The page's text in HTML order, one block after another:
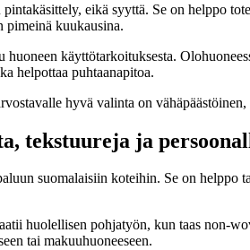
eikä syyttä. Se on helppo
pimeinä kuukausina.
käyttötarkoituksesta.
helpottaa puhtaanapitoa.
hyvä valinta on
tekstuureja ja
suomalaisiin koteihin. Se on
huolellisen pohjatyön, kun taas non-
tai makuuhuoneeseen.